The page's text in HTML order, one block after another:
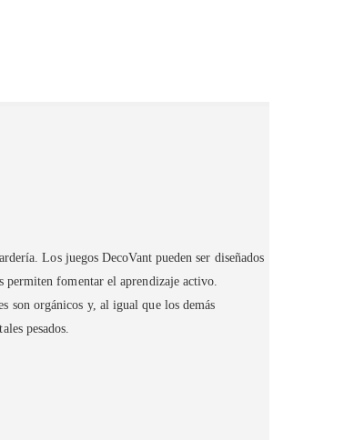
Los juegos DecoVant pueden ser diseñados
permiten fomentar el aprendizaje activo.
son orgánicos y, al igual que los demás
pesados.